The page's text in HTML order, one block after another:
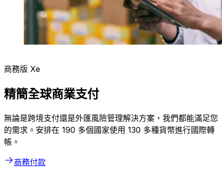
商務版 Xe
精簡全球商業支付
無論是跨境支付還是外匯風險管理解決方案，我們都能滿足您
的需求。安排在 190 多個國家使用 130 多種貨幣進行國際轉
帳。
商務付款